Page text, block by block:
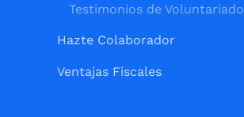
Testimonios de Voluntariado
Hazte Colaborador
Ventajas Fiscales